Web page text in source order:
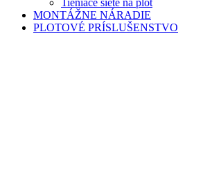
Tieniace siete na plot
MONTÁŽNE NÁRADIE
PLOTOVÉ PRÍSLUŠENSTVO